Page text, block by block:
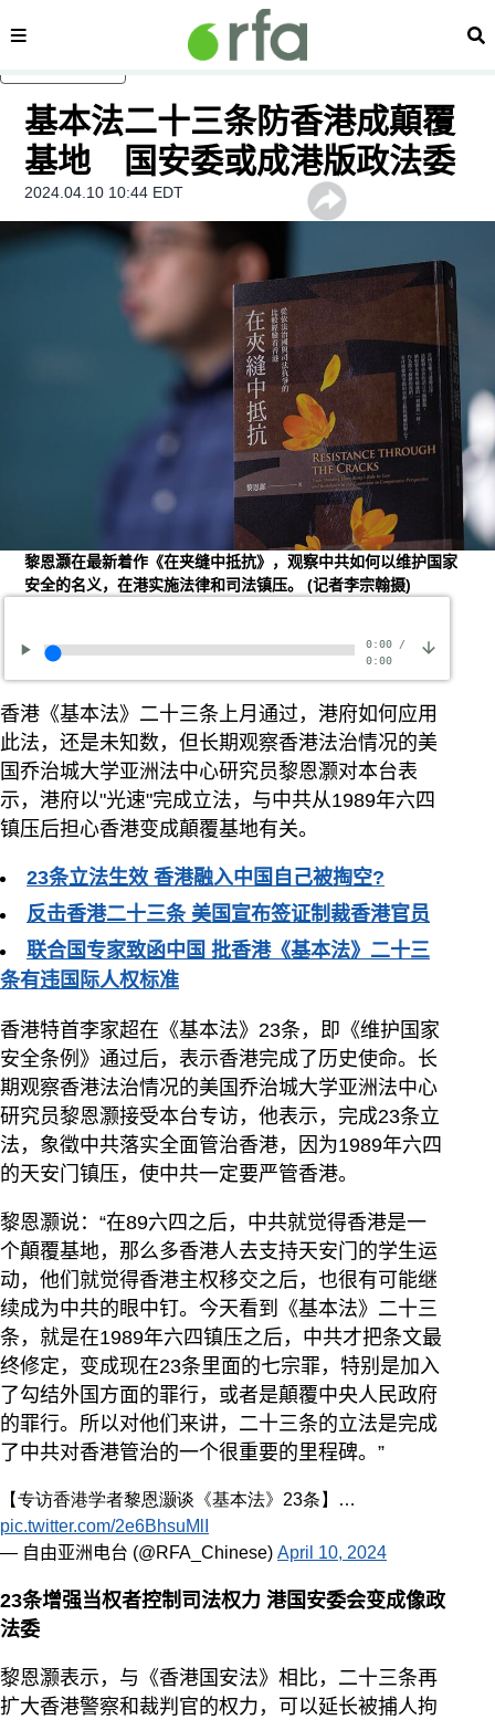
内容分类 搜
基本法二十三条防香港成顛覆
基地 国安委或成港版政法委
2024.04.10 10:44 EDT
黎恩灏在最新着作《在夹缝中抵抗》，观察中共如何以维护国家
安全的名义，在港实施法律和司法镇压。(记者李宗翰摄)
0:00/
0:00
香港《基本法》二十三条上月通过，港府如何应用
此法，还是未知数，但长期观察香港法治情况的美
国乔治城大学亚洲法中心研究员黎恩灏对本台表
示，港府以"光速"完成立法，与中共从1989年六四
镇压后担心香港变成顛覆基地有关。
23条立法生效 香港融入中国自己被掏空?
反击香港二十三条 美国宣布签证制裁香港官员
联合国专家致函中国 批香港《基本法》二十三
条有违国际人权标准
香港特首李家超在《基本法》23条，即《维护国家
安全条例》通过后，表示香港完成了历史使命。长
期观察香港法治情况的美国乔治城大学亚洲法中心
研究员黎恩灏接受本台专访，他表示，完成23条立
法，象徵中共落实全面管治香港，因为1989年六四
的天安门镇压，使中共一定要严管香港。
黎恩灏说：“在89六四之后，中共就觉得香港是一
个顛覆基地，那么多香港人去支持天安门的学生运
动，他们就觉得香港主权移交之后，也很有可能继
续成为中共的眼中钉。今天看到《基本法》二十三
条，就是在1989年六四镇压之后，中共才把条文最
终修定，变成现在23条里面的七宗罪，特别是加入
了勾结外国方面的罪行，或者是顛覆中央人民政府
的罪行。所以对他们来讲，二十三条的立法是完成
了中共对香港管治的一个很重要的里程碑。”
【专访香港学者黎恩灏谈《基本法》23条】…
pic.twitter.com/2e6BhsuMlI
— 自由亚洲电台 (@RFA_Chinese) April 10, 2024
23条增强当权者控制司法权力 港国安委会变成像政
法委
黎恩灏表示，与《香港国安法》相比，二十三条再
扩大香港警察和裁判官的权力，可以延长被捕人拘